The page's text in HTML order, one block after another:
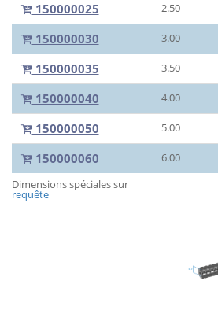
150000025 2.50
150000030 3.00
150000035 3.50
150000040 4.00
150000050 5.00
150000060 6.00
Dimensions spéciales sur
requête